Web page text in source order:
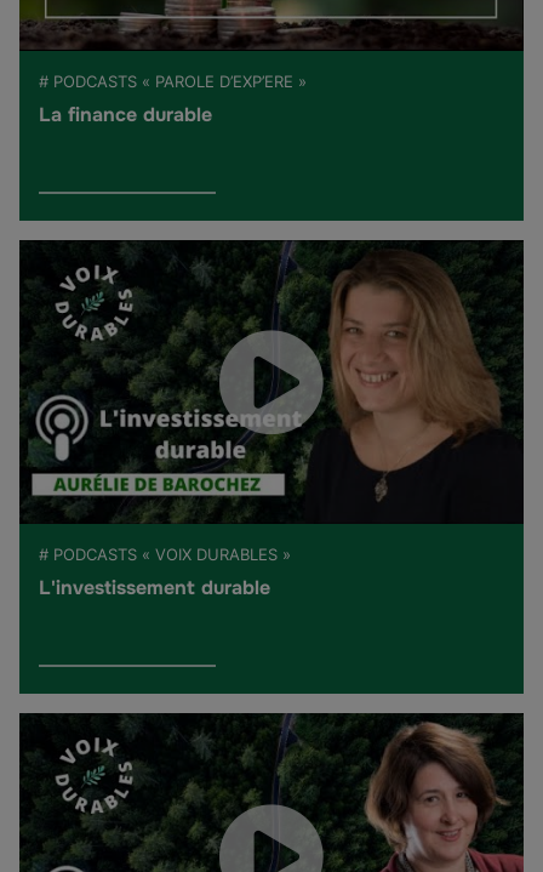
# PODCASTS « PAROLE D’EXP’ERE »
La finance durable
# PODCASTS « VOIX DURABLES »
L'investissement durable